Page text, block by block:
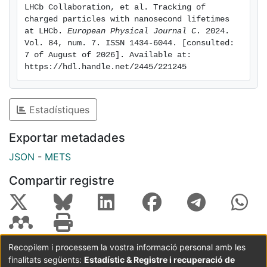
LHCb Collaboration, et al. Tracking of
charged particles with nanosecond lifetimes
at LHCb. European Physical Journal C . 2024.
Vol. 84, num. 7. ISSN 1434-6044. [consulted:
7 of August of 2026]. Available at:
https://hdl.handle.net/2445/221245
Estadístiques
Exportar metadades
JSON - METS
Compartir registre
Coordinació:CRAI UB Avís legal
Metadades
Recopilem i processem la vostra informació personal amb les
finalitats següents: Estadístic & Registre i recuperació de